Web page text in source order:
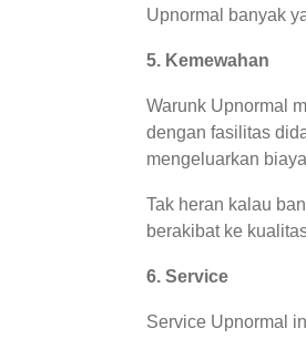
Upnormal banyak
5. Kemewahan
Warunk Upnormal
dengan fasilitas
mengeluarkan
Tak heran kalau
berakibat ke
6. Service
Service Upnormal